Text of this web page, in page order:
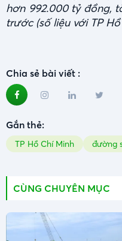
hơn 992.000 tỷ đồng,
trước (số liệu với TP
Chia sẻ bài viết :
Gắn thẻ:
TP Hồ Chí Minh đường
CÙNG CHUYÊN MỤC